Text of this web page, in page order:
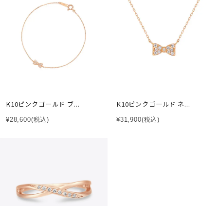
K10ピンクゴールド ブ...
¥28,600(税込)
K10ピンクゴールド ネ...
¥31,900(税込)